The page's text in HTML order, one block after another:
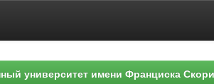
университет имени Франциска